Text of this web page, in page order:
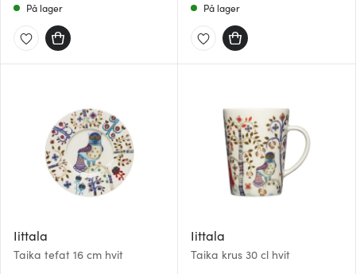
På lager På lager
Iittala
Taika tefat 16 cm hvit
Iittala
Taika krus 30 cl hvit